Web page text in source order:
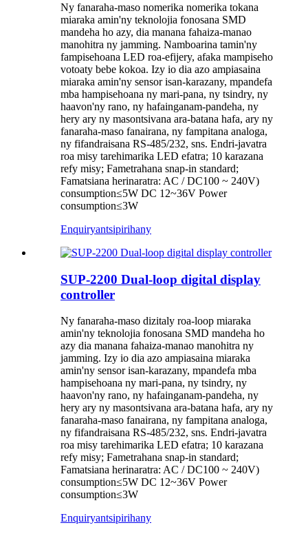
Ny fanaraha-maso nomerika nomerika tokana
miaraka amin'ny teknolojia fonosana SMD
mandeha ho azy, dia manana fahaiza-manao
manohitra ny jamming. Namboarina tamin'ny
fampisehoana LED roa-efijery, afaka mampiseho
votoaty bebe kokoa. Izy io dia azo ampiasaina
miaraka amin'ny sensor isan-karazany, mpandefa
mba hampisehoana ny mari-pana, ny tsindry, ny
haavon'ny rano, ny hafainganam-pandeha, ny
hery ary ny masontsivana ara-batana hafa, ary ny
fanaraha-maso fanairana, ny fampitana analoga,
ny fifandraisana RS-485/232, sns. Endri-javatra
roa misy tarehimarika LED efatra; 10 karazana
refy misy; Fametrahana snap-in standard;
Famatsiana herinaratra: AC / DC100 ~ 240V)
consumption≤5W DC 12~36V Power
consumption≤3W
Enquiryantsipirihany
SUP-2200 Dual-loop digital display
controller
Ny fanaraha-maso dizitaly roa-loop miaraka
amin'ny teknolojia fonosana SMD mandeha ho
azy dia manana fahaiza-manao manohitra ny
jamming. Izy io dia azo ampiasaina miaraka
amin'ny sensor isan-karazany, mpandefa mba
hampisehoana ny mari-pana, ny tsindry, ny
haavon'ny rano, ny hafainganam-pandeha, ny
hery ary ny masontsivana ara-batana hafa, ary ny
fanaraha-maso fanairana, ny fampitana analoga,
ny fifandraisana RS-485/232, sns. Endri-javatra
roa misy tarehimarika LED efatra; 10 karazana
refy misy; Fametrahana snap-in standard;
Famatsiana herinaratra: AC / DC100 ~ 240V)
consumption≤5W DC 12~36V Power
consumption≤3W
Enquiryantsipirihany